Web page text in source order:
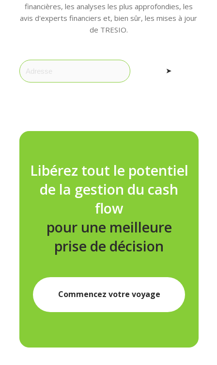
financières, les analyses les plus approfondies, les
avis d'experts financiers et, bien sûr, les mises à jour
de TRESIO.
➤
Libérez tout le potentiel
de la gestion du cash
flow
pour une meilleure
prise de décision
Commencez votre voyage